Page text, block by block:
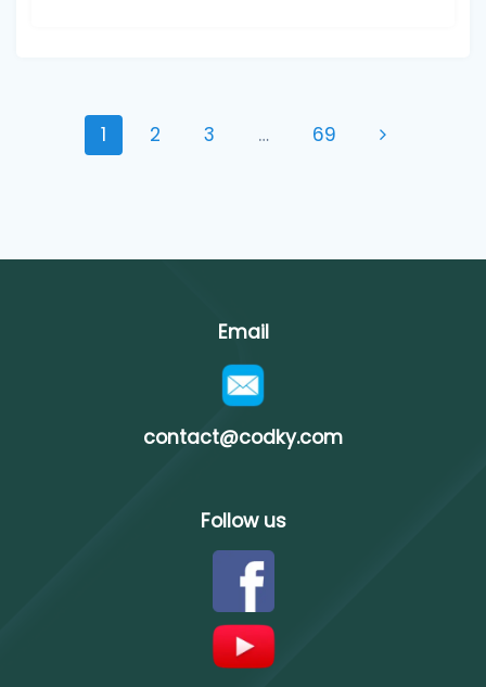
Posts
navigation
Page
1 Page
2 Page
3 … Page
69
Email
contact@codky.com
Follow us